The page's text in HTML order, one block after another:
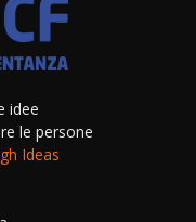
idee
le persone
Ideas